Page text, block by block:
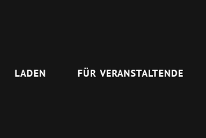
LADEN FÜR VERANSTALTENDE